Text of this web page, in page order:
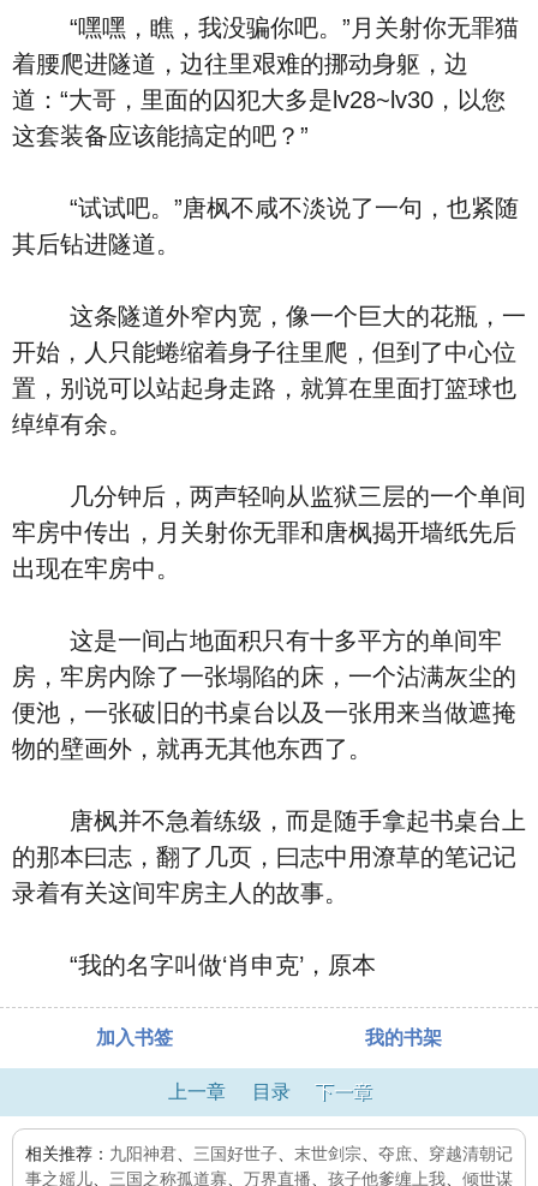
“嘿嘿，瞧，我没骗你吧。”月关射你无罪猫
着腰爬进隧道，边往里艰难的挪动身躯，边
道：“大哥，里面的囚犯大多是lv28~lv30，以您
这套装备应该能搞定的吧？”
“试试吧。”唐枫不咸不淡说了一句，也紧随
其后钻进隧道。
这条隧道外窄内宽，像一个巨大的花瓶，一
开始，人只能蜷缩着身子往里爬，但到了中心位
置，别说可以站起身走路，就算在里面打篮球也
绰绰有余。
几分钟后，两声轻响从监狱三层的一个单间
牢房中传出，月关射你无罪和唐枫揭开墙纸先后
出现在牢房中。
这是一间占地面积只有十多平方的单间牢
房，牢房内除了一张塌陷的床，一个沾满灰尘的
便池，一张破旧的书桌台以及一张用来当做遮掩
物的壁画外，就再无其他东西了。
唐枫并不急着练级，而是随手拿起书桌台上
的那本曰志，翻了几页，曰志中用潦草的笔记记
录着有关这间牢房主人的故事。
“我的名字叫做‘肖申克’，原本
加入书签 我的书架
上一章 目录 下一章
相关推荐： 九阳神君 三国好世子 末世剑宗 夺庶
穿越清朝记
事之媱儿
三国之称孤道寡 万界直播 孩子他爹缠上我 倾世谋